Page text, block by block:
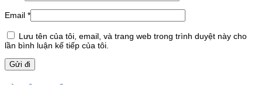
Email *
Lưu tên của tôi, email, và trang web trong trình duyệt này cho
lần bình luận kế tiếp của tôi.